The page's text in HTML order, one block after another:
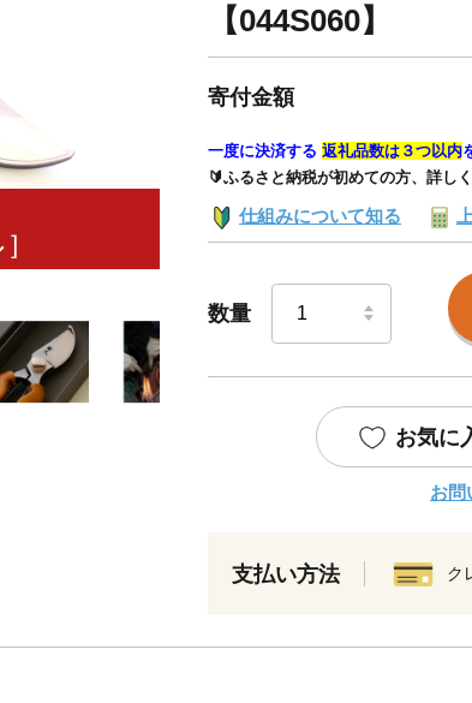
【044S060】
寄付金額
一度に決済する 返礼品数は３つ以内
🔰ふるさと納税が初めての方、詳し
仕組みについて知る
数量
お気に
お問
支払い方法 ク